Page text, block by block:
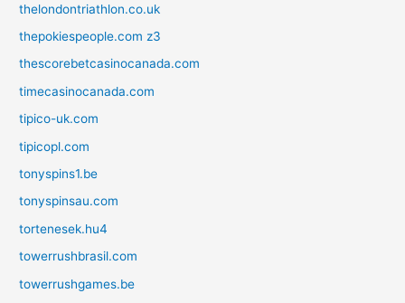
thelondontriathlon.co.uk
thepokiespeople.com z3
thescorebetcasinocanada.com
timecasinocanada.com
tipico-uk.com
tipicopl.com
tonyspins1.be
tonyspinsau.com
tortenesek.hu4
towerrushbrasil.com
towerrushgames.be